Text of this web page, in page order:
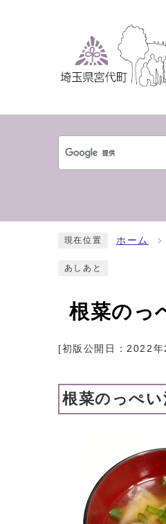
現在位置 ホーム
あしあと
根菜のっ
[初版公開日：2022年
根菜のっぺ